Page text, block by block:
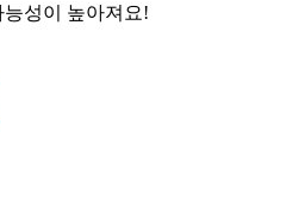
성이 높아져요!